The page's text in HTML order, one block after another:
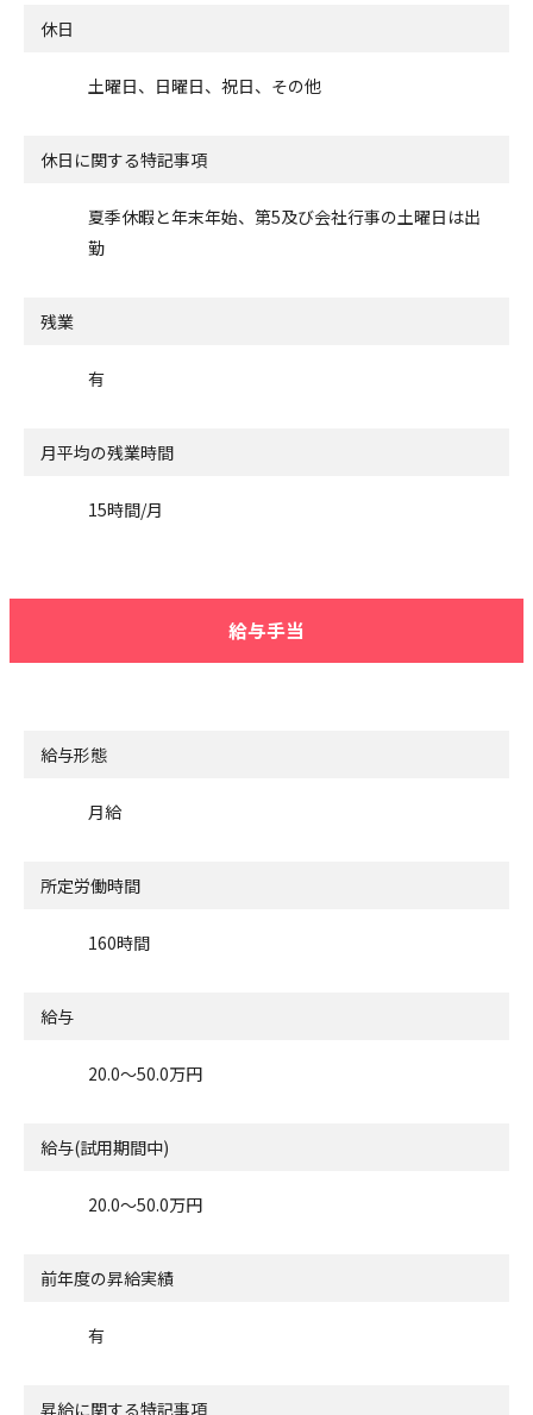
休日
土曜日、日曜日、祝日、その他
休日に関する特記事項
夏季休暇と年末年始、第5及び会社行事の土曜日は出
勤
残業
有
月平均の残業時間
15時間/月
給与手当
給与形態
月給
所定労働時間
160時間
給与
20.0〜50.0万円
給与(試用期間中)
20.0〜50.0万円
前年度の昇給実績
有
昇給に関する特記事項